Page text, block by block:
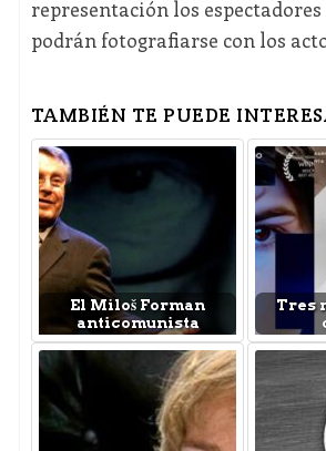
representación los espectadores
podrán fotografiarse con los
TAMBIÉN TE PUEDE
El Miloš Forman
anticomunista
Tres